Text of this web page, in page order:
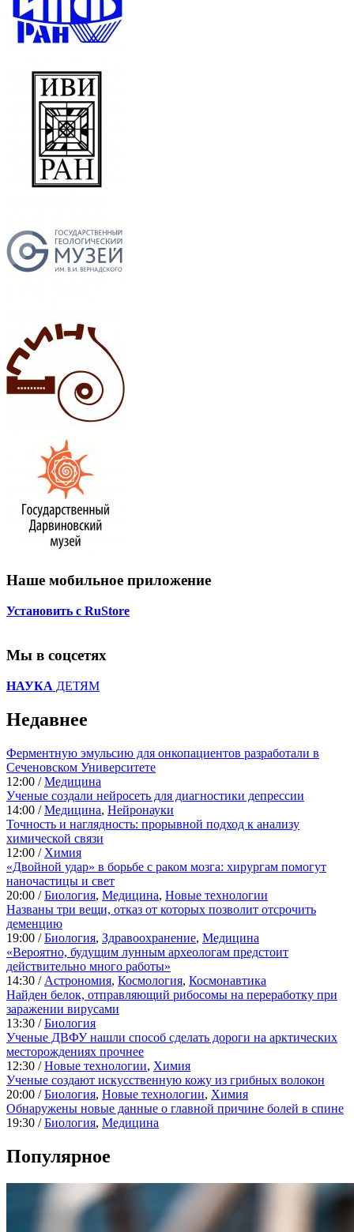
Наше мобильное приложение
Установить с RuStore
Мы в соцсетях
НАУКА ДЕТЯМ
Недавнее
Ферментную эмульсию для онкопациентов разработали в
Сеченовском Университете
12:00 /Медицина
Ученые создали нейросеть для диагностики депрессии
14:00 /Медицина, Нейронауки
Точность и наглядность: прорывной подход к анализу
химической связи
12:00 / Химия
«Двойной удар» в борьбе с раком мозга: хирургам помогут
наночастицы и свет
20:00 /Биология, Медицина, Новые технологии
Названы три вещи, отказ от которых позволит отсрочить
деменцию
19:00 /Биология, Здравоохранение, Медицина
«Вероятно, будущим лунным археологам предстоит
действительно много работы»
14:30 / Астрономия, Космология, Космонавтика
Найден белок, отправляющий рибосомы на переработку при
заражении вирусами
13:30 /Биология
Ученые ДВФУ нашли способ сделать дороги на арктических
месторождениях прочнее
12:30 /Новые технологии, Химия
Ученые создают искусственную кожу из грибных волокон
20:00 /Биология, Новые технологии, Химия
Обнаружены новые данные о главной причине болей в спине
19:30 /Биология, Медицина
Популярное